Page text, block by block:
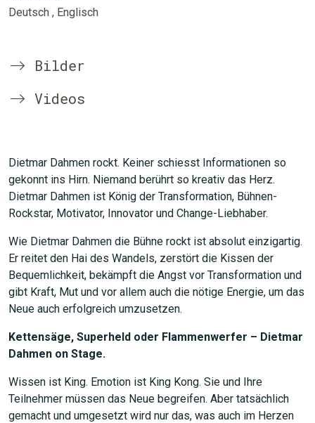
Deutsch , Englisch
Bilder
Videos
Dietmar Dahmen rockt. Keiner schiesst Informationen so
gekonnt ins Hirn. Niemand berührt so kreativ das Herz.
Dietmar Dahmen ist König der Transformation, Bühnen-
Rockstar, Motivator, Innovator und Change-Liebhaber.
Wie Dietmar Dahmen die Bühne rockt ist absolut einzigartig.
Er reitet den Hai des Wandels, zerstört die Kissen der
Bequemlichkeit, bekämpft die Angst vor Transformation und
gibt Kraft, Mut und vor allem auch die nötige Energie, um das
Neue auch erfolgreich umzusetzen.
Kettensäge, Superheld oder Flammenwerfer – Dietmar
Dahmen on Stage.
Wissen ist King. Emotion ist King Kong. Sie und Ihre
Teilnehmer müssen das Neue begreifen. Aber tatsächlich
gemacht und umgesetzt wird nur das, was auch im Herzen